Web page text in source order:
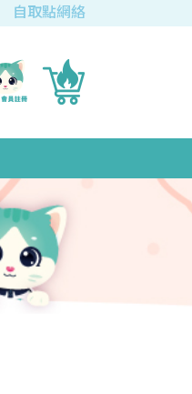
自取點網絡